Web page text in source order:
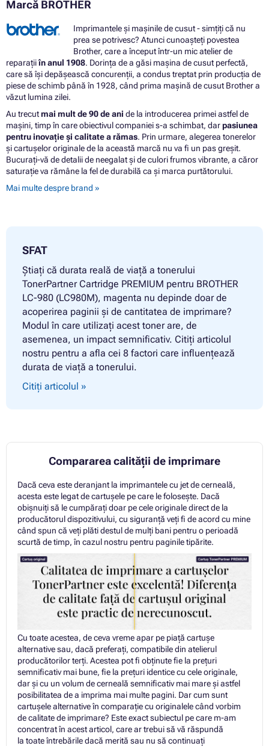
Marcă BROTHER
Imprimantele și mașinile de cusut - simțiți că nu
prea se potrivesc? Atunci cunoașteți povestea
Brother, care a început într-un mic atelier de
reparațiiîn anul 1908. Dorința de a găsi mașina de cusut perfectă,
care să își depășească concurenții, a condus treptat prin producția de
piese de schimb până în 1928, când prima mașină de cusut Brother a
văzut lumina zilei.
Au trecutmai mult de 90 de ani de la introducerea primei astfel de
mașini, timp în care obiectivul companiei s-a schimbat, darpasiunea
pentru inovație și calitate a rămas. Prin urmare, alegerea tonerelor
și cartușelor originale de la această marcă nu va fi un pas greșit.
Bucurați-vă de detalii de neegalat și de culori frumos vibrante, a căror
saturație va rămâne la fel de durabilă ca și marca purtătorului.
Mai multe despre brand »
SFAT
Știați că durata reală de viață a tonerului
TonerPartner Cartridge PREMIUM pentru BROTHER
LC-980 (LC980M), magenta nu depinde doar de
acoperirea paginii și de cantitatea de imprimare?
Modul în care utilizați acest toner are, de
asemenea, un impact semnificativ. Citiți articolul
nostru pentru a afla cei 8 factori care influențează
durata de viață a tonerului.
Citiți articolul »
Compararea calității de imprimare
Dacă ceva este deranjant la imprimantele cu jet de cerneală,
acesta este legat de cartușele pe care le folosește. Dacă
obișnuiți să le cumpărați doar pe cele originale direct de la
producătorul dispozitivului, cu siguranță veți fi de acord cu mine
când spun că veți plăti destul de mulți bani pentru o perioadă
scurtă de timp, în cazul nostru pentru paginile tipărite.
Cu toate acestea, de ceva vreme apar pe piață cartușe
alternative sau, dacă preferați, compatibile din atelierul
producătorilor terți. Acestea pot fi obținute fie la prețuri
semnificativ mai bune, fie la prețuri identice cu cele originale,
dar și cu un volum de cerneală semnificativ mai mare și astfel
posibilitatea de a imprima mai multe pagini. Dar cum sunt
cartușele alternative în comparație cu originalele când vorbim
de calitate de imprimare? Este exact subiectul pe care m-am
concentrat în acest articol, care ar trebui să vă răspundă
la toate întrebările dacă merită sau nu să continuați